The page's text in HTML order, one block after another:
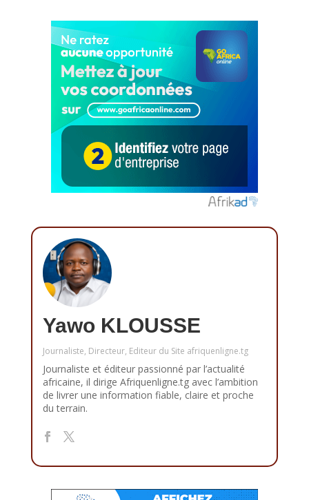
Yawo KLOUSSE
Journaliste, Directeur, Editeur du Site afriquenligne.tg
Journaliste et éditeur passionné par l’actualité
africaine, il dirige Afriquenligne.tg avec l’ambition
de livrer une information fiable, claire et proche
du terrain.